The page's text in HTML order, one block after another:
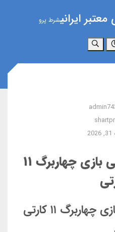
ایرانیشرط پرو
دانلود نسخه قدیمی بازی چهاربرگ ۱۱
۱۱ کارتی